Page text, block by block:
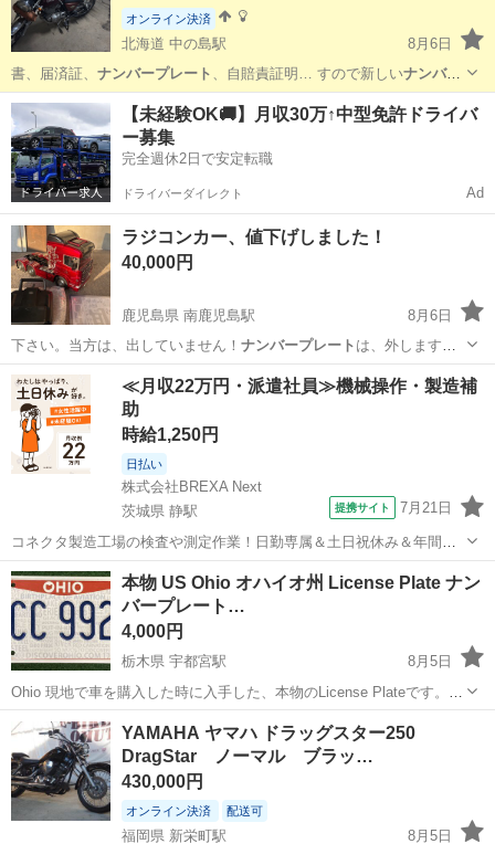
オンライン決済
北海道 中の島駅
8月6日
書、届済証、 ナンバープレート 、自賠責証明… すので新しいナンバー
プレートとヘルメット… であらかじめナンバープレート交換返送前
提…
北海道 札幌市 中の島駅 スズキ ボルティ
【未経験OK🚚】月収30万↑中型免許ドライバ
ー募集
完全週休2日で安定転職
ドライバーダイレクト Ad
ラジコンカー、値下げしました！
40,000円
鹿児島県 南鹿児島駅
8月6日
下さい。当方は、出していません！ ナンバープレート は、外します。
アスファルトの駐車…
鹿児島 鹿児島市 南鹿児島駅 ラジコン ラジコンカー
≪月収22万円・派遣社員≫機械操作・製造補
助
時給1,250円
日払い
株式会社BREXA Next
茨城県 静駅
提携サイト 7月21日
コネクタ製造工場の検査や測定作業！日勤専属＆土日祝休み＆年間休
日128日★クリーンルーム内作業★マイカー通勤OK＆無料駐車場あり
★就業先食堂利用可！日払い制度あり！《茨城県常陸大宮市》 人気の
工場のお仕事 ◇コネクタ製造工...
茨城 常陸大宮市
本物 US Ohio オハイオ州 License Plate ナン
バープレート…
4,000円
栃木県 宇都宮駅
8月5日
Ohio 現地で車を購入した時に入手した、本物のLicense Plateです。
EPG1594は、すぐに、カスタムナンバーに変更したので、このプレー
トは、ほぼ未使用です。 HCC 9926は、ネジ穴部周辺などに若干の
使...
栃木 宇都宮市 宇都宮駅 外装、車外用品
ナンバープレート
YAMAHA ヤマハ ドラッグスター250
DragStar ノーマル ブラッ…
430,000円
オンライン決済 配送可
福岡県 新栄町駅
8月5日